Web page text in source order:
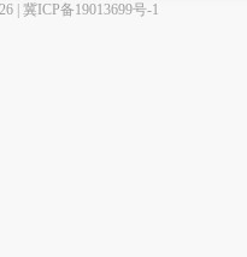
| 冀ICP备19013699号-1